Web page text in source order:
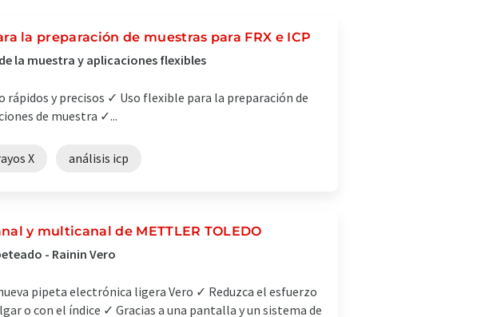
la preparación de muestras para FRX e ICP
la muestra y aplicaciones flexibles
y precisos ✓ Uso flexible para la preparación de
de muestra ✓...
X análisis icp
y multicanal de METTLER TOLEDO
- Rainin Vero
pipeta electrónica ligera Vero ✓ Reduzca el esfuerzo
o con el índice ✓ Gracias a una pantalla y un sistema de